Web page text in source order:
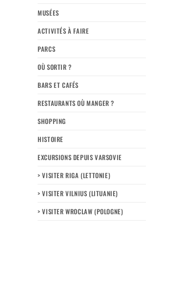
MUSÉES
ACTIVITÉS À FAIRE
PARCS
OÙ SORTIR ?
BARS ET CAFÉS
RESTAURANTS OÙ MANGER ?
SHOPPING
HISTOIRE
EXCURSIONS DEPUIS VARSOVIE
> VISITER RIGA (LETTONIE)
> VISITER VILNIUS (LITUANIE)
> VISITER WROCLAW (POLOGNE)